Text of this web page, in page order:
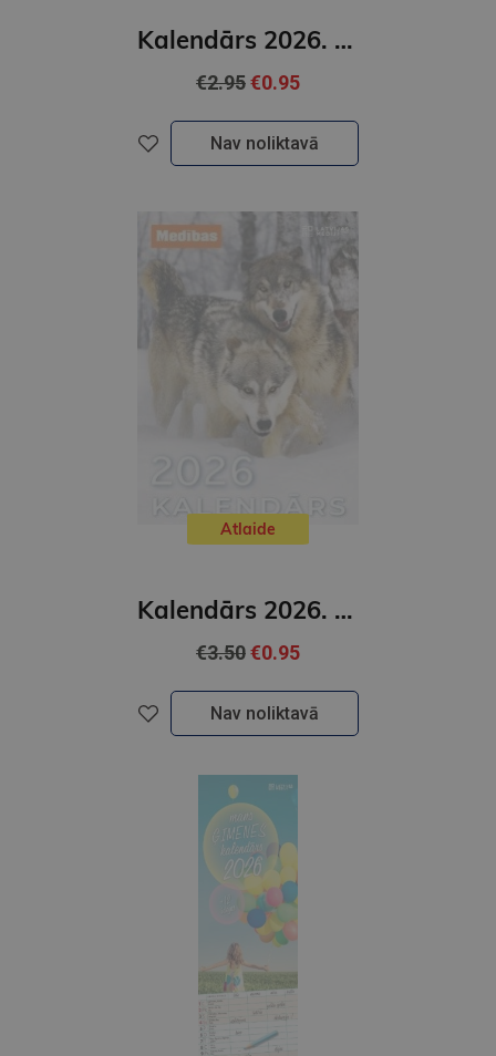
Kalendārs 2026. Draugi
€2.95€0.95
Nav noliktavā
Atlaide
Kalendārs 2026. Medības
€3.50€0.95
Nav noliktavā